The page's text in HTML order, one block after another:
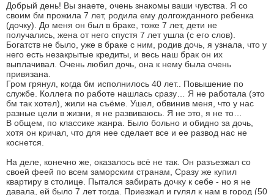
Добрый день! Вы знаете, очень знакомы ваши чувства. Я со
своим бм прожила 7 лет, родила ему долгожданного ребенка
(дочку). До меня он был в браке, тоже 7 лет, дети не
получались, жена от него спустя 7 лет ушла (с его слов).
Богатств не было, уже в браке с ним, родив дочь, я узнала, что у
него есть незакрытые кредиты, и весь наш брак он их
выплачивал. Очень любил дочь, она к нему была очень
привязана.
Гром грянул, когда бм исполнилось 40 лет.. Повышение по
службе. Коллега по работе нашлась сразу… Я не работала (это
бм так хотел), жили на съёме. Ушел, обвинив меня, что у нас
разные цели в жизни, я не развиваюсь. Я не это, я не то…
В общем, по классике жанра. Было больно и обидно за дочь,
хотя он кричал, что для нее сделает все и ее развод нас не
коснется.
На деле, конечно же, оказалось всё не так. Он разъезжал со
своей феей по всем заморским странам, Сразу же купил
квартиру в столице. Пытался забирать дочку к себе - но я не
давала, ей было 7 лет тогда. Приезжал и гулял к нам в город (50